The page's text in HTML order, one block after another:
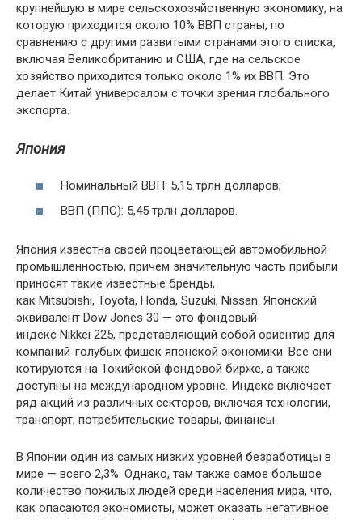
крупнейшую в мире сельскохозяйственную экономику, на
которую приходится около 10% ВВП страны, по
сравнению с другими развитыми странами этого списка,
включая Великобританию и США, где на сельское
хозяйство приходится только около 1% их ВВП. Это
делает Китай универсалом с точки зрения глобального
экспорта.
Япония
Номинальный ВВП: 5,15 трлн долларов;
ВВП (ППС): 5,45 трлн долларов.
Япония известна своей процветающей автомобильной
промышленностью, причем значительную часть прибыли
приносят такие известные бренды,
как Mitsubishi, Toyota, Honda, Suzuki, Nissan. Японский
эквивалент Dow Jones 30 — это фондовый
индекс Nikkei 225, представляющий собой ориентир для
компаний-голубых фишек японской экономики. Все они
котируются на Токийской фондовой бирже, а также
доступны на международном уровне. Индекс включает
ряд акций из различных секторов, включая технологии,
транспорт, потребительские товары, финансы.
В Японии один из самых низких уровней безработицы в
мире — всего 2,3%. Однако, там также самое большое
количество пожилых людей среди населения мира, что,
как опасаются экономисты, может оказать негативное